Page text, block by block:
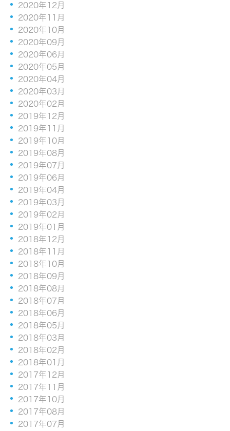
2020年12月
2020年11月
2020年10月
2020年09月
2020年06月
2020年05月
2020年04月
2020年03月
2020年02月
2019年12月
2019年11月
2019年10月
2019年08月
2019年07月
2019年06月
2019年04月
2019年03月
2019年02月
2019年01月
2018年12月
2018年11月
2018年10月
2018年09月
2018年08月
2018年07月
2018年06月
2018年05月
2018年03月
2018年02月
2018年01月
2017年12月
2017年11月
2017年10月
2017年08月
2017年07月